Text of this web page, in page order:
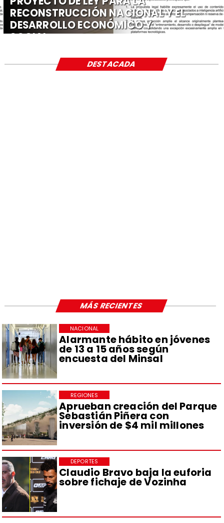
RECONSTRUCCIÓN NACIONAL Y EL
DESARROLLO ECONÓMICO Y
SOCIAL
Alarmante hábito en jóvenes
de 13 a 15 años según
encuesta del Minsal
NACIONAL
Aprueban creación del Parque
Sebastián Piñera con
inversión de $4 mil millones
REGIONES
Claudio Bravo baja la euforia
sobre fichaje de Vozinha
DEPORTES
DESTACADA
MÁS RECIENTES